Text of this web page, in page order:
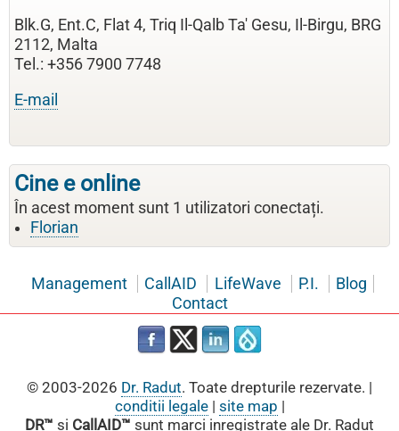
Blk.G, Ent.C, Flat 4, Triq Il-Qalb Ta' Gesu, Il-Birgu, BRG
2112, Malta
Tel.: +356 7900 7748
E-mail
Cine e online
În acest moment sunt 1 utilizatori conectați.
Florian
Management CallAID LifeWave P.I.
Blog
Contact
© 2003-2026 Dr. Radut. Toate drepturile rezervate. |
conditii legale| site map |
DR™ si CallAID™ sunt marci inregistrate ale Dr. Radut